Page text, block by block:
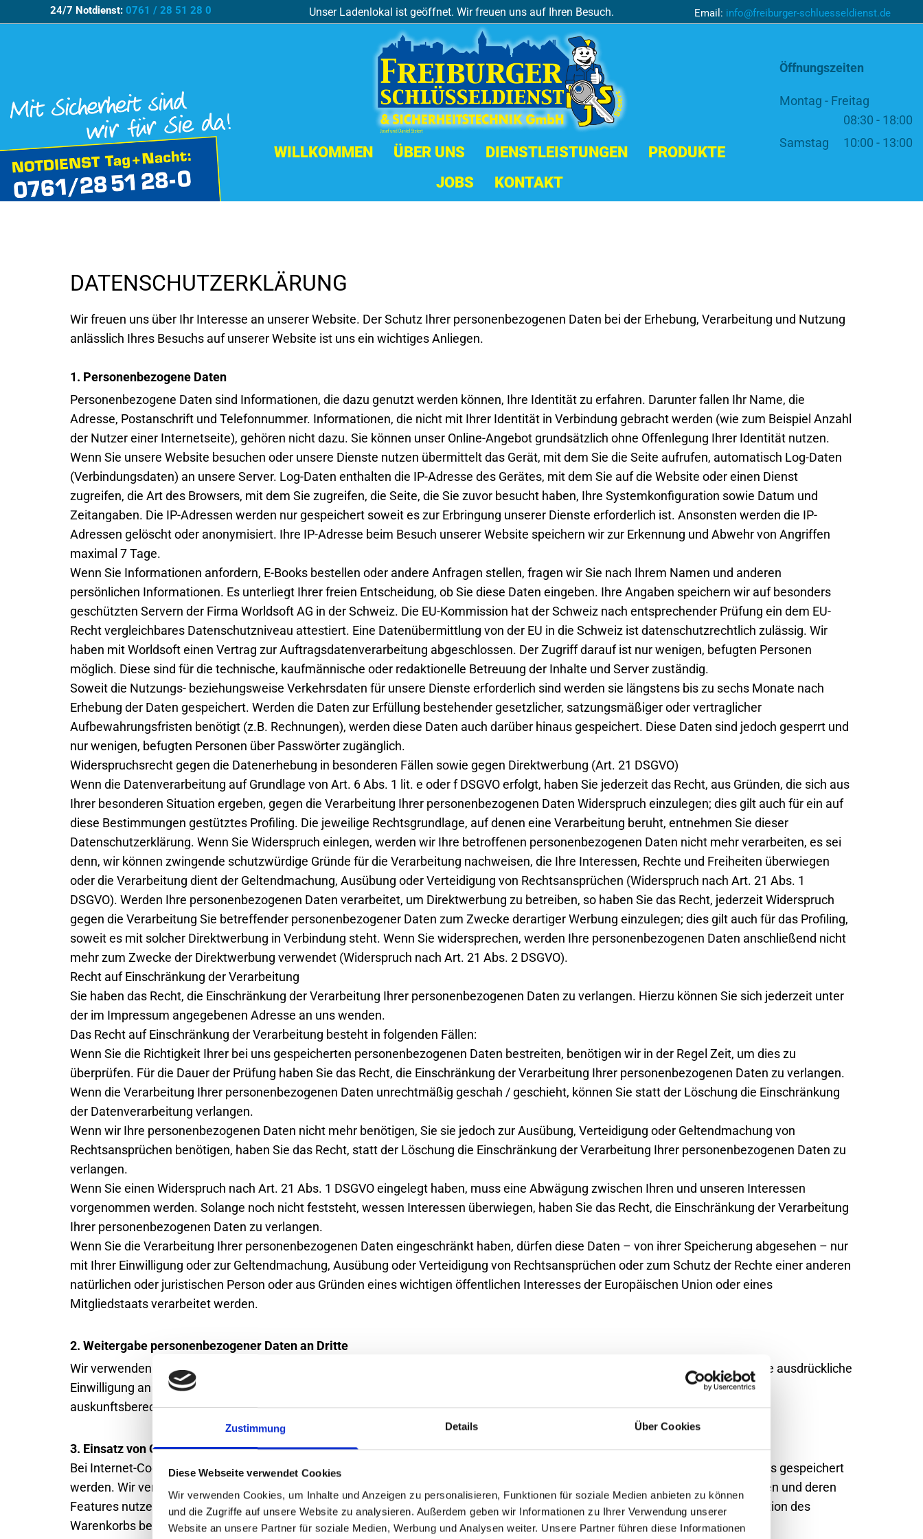
Zustimmung Details Über Cookies
Diese Webseite verwendet Cookies
Wir verwenden Cookies, um Inhalte und Anzeigen zu personalisieren, Funktionen für soziale Medien anbieten zu können
und die Zugriffe auf unsere Website zu analysieren. Außerdem geben wir Informationen zu Ihrer Verwendung unserer
Website an unsere Partner für soziale Medien, Werbung und Analysen weiter. Unsere Partner führen diese Informationen
24/7 Notdienst: 0761 / 28 51 28 0 Unser Ladenlokal ist geöffnet. Wir freuen uns auf Ihren Besuch. Email: info@freiburger-schluesseldienst.de
WILLKOMMEN ÜBER UNS DIENSTLEISTUNGEN
PRODUKTE
JOBS
KONTAKT
Öffnungszeiten
Montag - Freitag
08:30 - 18:00
Samstag
10:00 - 13:00
DATENSCHUTZERKLÄRUNG
Wir freuen uns über Ihr Interesse an unserer Website. Der Schutz Ihrer personenbezogenen Daten bei der Erhebung, Verarbeitung und Nutzung
anlässlich Ihres Besuchs auf unserer Website ist uns ein wichtiges Anliegen.
1. Personenbezogene Daten
Personenbezogene Daten sind Informationen, die dazu genutzt werden können, Ihre Identität zu erfahren. Darunter fallen Ihr Name, die
Adresse, Postanschrift und Telefonnummer. Informationen, die nicht mit Ihrer Identität in Verbindung gebracht werden (wie zum Beispiel Anzahl
der Nutzer einer Internetseite), gehören nicht dazu. Sie können unser Online-Angebot grundsätzlich ohne Offenlegung Ihrer Identität nutzen.
Wenn Sie unsere Website besuchen oder unsere Dienste nutzen übermittelt das Gerät, mit dem Sie die Seite aufrufen, automatisch Log-Daten
(Verbindungsdaten) an unsere Server. Log-Daten enthalten die IP-Adresse des Gerätes, mit dem Sie auf die Website oder einen Dienst
zugreifen, die Art des Browsers, mit dem Sie zugreifen, die Seite, die Sie zuvor besucht haben, Ihre Systemkonfiguration sowie Datum und
Zeitangaben. Die IP-Adressen werden nur gespeichert soweit es zur Erbringung unserer Dienste erforderlich ist. Ansonsten werden die IP-
Adressen gelöscht oder anonymisiert. Ihre IP-Adresse beim Besuch unserer Website speichern wir zur Erkennung und Abwehr von Angriffen
maximal 7 Tage.
Wenn Sie Informationen anfordern, E-Books bestellen oder andere Anfragen stellen, fragen wir Sie nach Ihrem Namen und anderen
persönlichen Informationen. Es unterliegt Ihrer freien Entscheidung, ob Sie diese Daten eingeben. Ihre Angaben speichern wir auf besonders
geschützten Servern der Firma Worldsoft AG in der Schweiz. Die EU-Kommission hat der Schweiz nach entsprechender Prüfung ein dem EU-
Recht vergleichbares Datenschutzniveau attestiert. Eine Datenübermittlung von der EU in die Schweiz ist datenschutzrechtlich zulässig. Wir
haben mit Worldsoft einen Vertrag zur Auftragsdatenverarbeitung abgeschlossen. Der Zugriff darauf ist nur wenigen, befugten Personen
möglich. Diese sind für die technische, kaufmännische oder redaktionelle Betreuung der Inhalte und Server zuständig.
Soweit die Nutzungs- beziehungsweise Verkehrsdaten für unsere Dienste erforderlich sind werden sie längstens bis zu sechs Monate nach
Erhebung der Daten gespeichert. Werden die Daten zur Erfüllung bestehender gesetzlicher, satzungsmäßiger oder vertraglicher
Aufbewahrungsfristen benötigt (z.B. Rechnungen), werden diese Daten auch darüber hinaus gespeichert. Diese Daten sind jedoch gesperrt und
nur wenigen, befugten Personen über Passwörter zugänglich.
Widerspruchsrecht gegen die Datenerhebung in besonderen Fällen sowie gegen Direktwerbung (Art. 21 DSGVO)
Wenn die Datenverarbeitung auf Grundlage von Art. 6 Abs. 1 lit. e oder f DSGVO erfolgt, haben Sie jederzeit das Recht, aus Gründen, die sich aus
Ihrer besonderen Situation ergeben, gegen die Verarbeitung Ihrer personenbezogenen Daten Widerspruch einzulegen; dies gilt auch für ein auf
diese Bestimmungen gestütztes Profiling. Die jeweilige Rechtsgrundlage, auf denen eine Verarbeitung beruht, entnehmen Sie dieser
Datenschutzerklärung. Wenn Sie Widerspruch einlegen, werden wir Ihre betroffenen personenbezogenen Daten nicht mehr verarbeiten, es sei
denn, wir können zwingende schutzwürdige Gründe für die Verarbeitung nachweisen, die Ihre Interessen, Rechte und Freiheiten überwiegen
oder die Verarbeitung dient der Geltendmachung, Ausübung oder Verteidigung von Rechtsansprüchen (Widerspruch nach Art. 21 Abs. 1
DSGVO). Werden Ihre personenbezogenen Daten verarbeitet, um Direktwerbung zu betreiben, so haben Sie das Recht, jederzeit Widerspruch
gegen die Verarbeitung Sie betreffender personenbezogener Daten zum Zwecke derartiger Werbung einzulegen; dies gilt auch für das Profiling,
soweit es mit solcher Direktwerbung in Verbindung steht. Wenn Sie widersprechen, werden Ihre personenbezogenen Daten anschließend nicht
mehr zum Zwecke der Direktwerbung verwendet (Widerspruch nach Art. 21 Abs. 2 DSGVO).
Recht auf Einschränkung der Verarbeitung
Sie haben das Recht, die Einschränkung der Verarbeitung Ihrer personenbezogenen Daten zu verlangen. Hierzu können Sie sich jederzeit unter
der im Impressum angegebenen Adresse an uns wenden.
Das Recht auf Einschränkung der Verarbeitung besteht in folgenden Fällen:
Wenn Sie die Richtigkeit Ihrer bei uns gespeicherten personenbezogenen Daten bestreiten, benötigen wir in der Regel Zeit, um dies zu
überprüfen. Für die Dauer der Prüfung haben Sie das Recht, die Einschränkung der Verarbeitung Ihrer personenbezogenen Daten zu verlangen.
Wenn die Verarbeitung Ihrer personenbezogenen Daten unrechtmäßig geschah / geschieht, können Sie statt der Löschung die Einschränkung
der Datenverarbeitung verlangen.
Wenn wir Ihre personenbezogenen Daten nicht mehr benötigen, Sie sie jedoch zur Ausübung, Verteidigung oder Geltendmachung von
Rechtsansprüchen benötigen, haben Sie das Recht, statt der Löschung die Einschränkung der Verarbeitung Ihrer personenbezogenen Daten zu
verlangen.
Wenn Sie einen Widerspruch nach Art. 21 Abs. 1 DSGVO eingelegt haben, muss eine Abwägung zwischen Ihren und unseren Interessen
vorgenommen werden. Solange noch nicht feststeht, wessen Interessen überwiegen, haben Sie das Recht, die Einschränkung der Verarbeitung
Ihrer personenbezogenen Daten zu verlangen.
Wenn Sie die Verarbeitung Ihrer personenbezogenen Daten eingeschränkt haben, dürfen diese Daten – von ihrer Speicherung abgesehen – nur
mit Ihrer Einwilligung oder zur Geltendmachung, Ausübung oder Verteidigung von Rechtsansprüchen oder zum Schutz der Rechte einer anderen
natürlichen oder juristischen Person oder aus Gründen eines wichtigen öffentlichen Interesses der Europäischen Union oder eines
Mitgliedstaats verarbeitet werden.
2. Weitergabe personenbezogener Daten an Dritte
Wir verwenden Ihre personenbezogenen Informationen nur zur Beantwortung Ihrer Anfragen. Wir geben die Daten nicht ohne Ihre ausdrückliche
Einwilligung an Dritte weiter. Soweit wir gesetzlich oder per Gerichtsbeschluss dazu verpflichtet sind, werden wir Ihre Daten an
auskunftsberechtigte Stellen übermitteln.
3. Einsatz von Cookies
Bei Internet-Cookies handelt es sich um kleine Datenpakete, die von Ihrem Browser auf dem Festplattenlaufwerk Ihres Computers gespeichert
werden. Wir verwenden auf unserer Website Cookies. Solche Cookies sind notwendig, damit Sie sich auf der Website frei bewegen und deren
Features nutzen können; hierzu gehört u. a. auch der Zugriff auf gesicherte Bereiche der Website. Cookies sind auch für die Funktion des
Warenkorbs bei Shop-Bestellungen aus technischen Gründen notwendig.